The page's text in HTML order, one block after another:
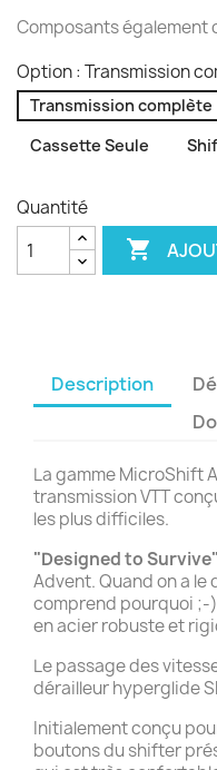
Composants également
Option : Transmission
Transmission complète
Cassette Seule
Quantité

Description
La gamme MicroShift
transmission VTT
les plus difficiles.
"Designed to Survive"
Advent. Quand on a le
comprend pourquoi ;-
en acier robuste et
Le passage des
dérailleur hyperglide
Initialement conçu
boutons du shifter